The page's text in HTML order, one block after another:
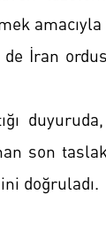
amacıyla
İran
son
doğruladı.